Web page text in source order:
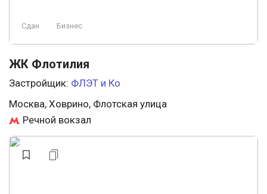
Сдан Бизнес
ЖК Флотилия
Застройщик: ФЛЭТ и Ко
Москва, Ховрино, Флотская улица
Речной вокзал